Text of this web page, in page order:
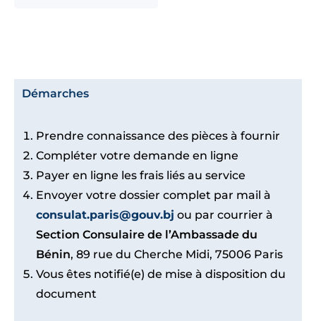
Démarches
Prendre connaissance des pièces à fournir
Compléter votre demande en ligne
Payer en ligne les frais liés au service
Envoyer votre dossier complet par mail à
consulat.paris@gouv.bj ou par courrier à
Section Consulaire de l’Ambassade du
Bénin, 89 rue du Cherche Midi, 75006 Paris
Vous êtes notifié(e) de mise à disposition du
document